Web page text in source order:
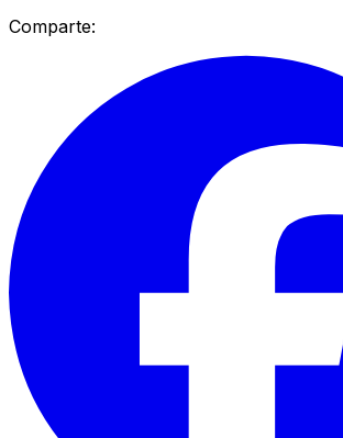
Comparte: